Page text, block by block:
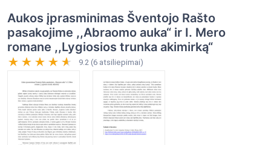
Aukos įprasminimas Šventojo Rašto
pasakojime ,,Abraomo auka“ ir I. Mero
romane ,,Lygiosios trunka akimirką“
9.2 (6 atsiliepimai)